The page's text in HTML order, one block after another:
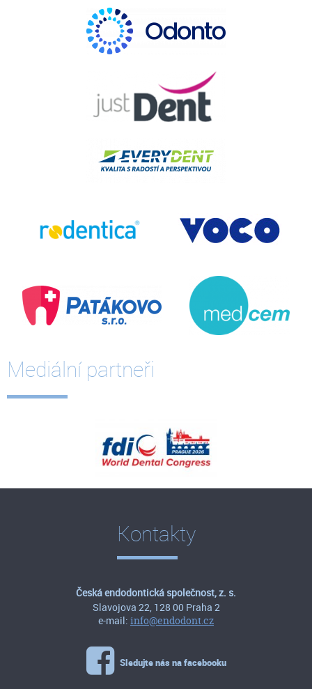
Mediální partneři
Kontakty
Česká endodontická společnost, z. s.
Slavojova 22, 128 00 Praha 2
e-mail: info@endodont.cz
Sledujte nás na facebooku